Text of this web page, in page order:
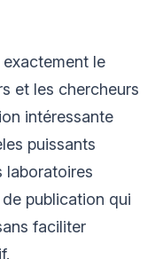
le
et les chercheurs
intéressante
puissants
laboratoires
publication qui
faciliter